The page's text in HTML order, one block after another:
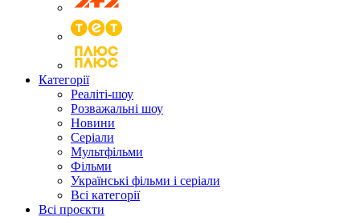
Категорії
Реаліті-шоу
Розважальні шоу
Новини
Серіали
Мультфільми
Фільми
Українські фільми і серіали
Всі категорії
Всі проєкти